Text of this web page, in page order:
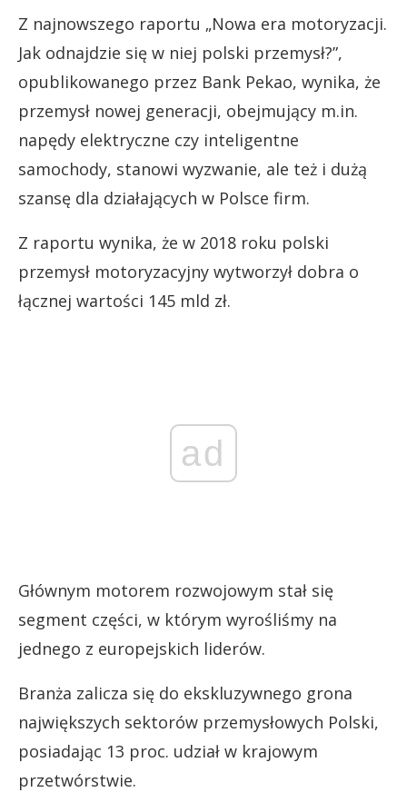
Z najnowszego raportu „Nowa era motoryzacji.
Jak odnajdzie się w niej polski przemysł?”,
opublikowanego przez Bank Pekao, wynika, że
przemysł nowej generacji, obejmujący m.in.
napędy elektryczne czy inteligentne
samochody, stanowi wyzwanie, ale też i dużą
szansę dla działających w Polsce firm.
Z raportu wynika, że w 2018 roku polski
przemysł motoryzacyjny wytworzył dobra o
łącznej wartości 145 mld zł.
ad
Głównym motorem rozwojowym stał się
segment części, w którym wyrośliśmy na
jednego z europejskich liderów.
Branża zalicza się do ekskluzywnego grona
największych sektorów przemysłowych Polski,
posiadając 13 proc. udział w krajowym
przetwórstwie.